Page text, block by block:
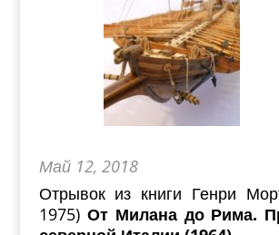
Май 12, 2018
Отрывок из книги Генри
1975) От Милана до Рима.